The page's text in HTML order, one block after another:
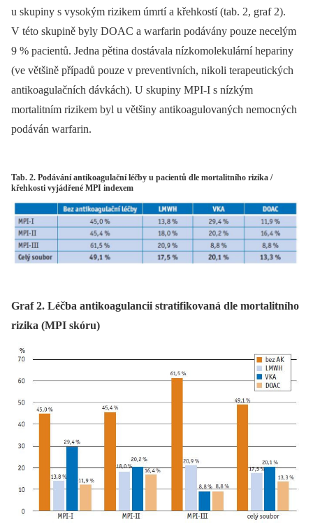
u skupiny s vysokým rizikem úmrtí a křehkostí (tab. 2, graf 2).
V této skupině byly DOAC a warfarin podávány pouze necelým
9 % pacientů. Jedna pětina dostávala nízkomolekulární hepariny
(ve většině případů pouze v preventivních, nikoli terapeutických
antikoagulačních dávkách). U skupiny MPI-I s nízkým
mortalitním rizikem byl u většiny antikoagulovaných nemocných
podáván warfarin.
Tab. 2. Podávání antikoagulační léčby u pacientů dle mortalitního rizika /
křehkosti vyjádřené MPI indexem
Graf 2. Léčba antikoagulancii stratifikovaná dle mortalitního
rizika (MPI skóru)